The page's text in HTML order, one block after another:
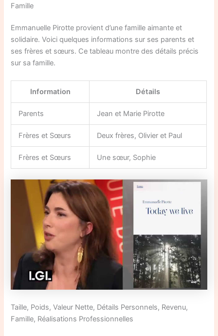
Famille
Emmanuelle Pirotte provient d’une famille aimante et
solidaire. Voici quelques informations sur ses parents et
ses frères et sœurs. Ce tableau montre des détails précis
sur sa famille.
Information Détails
Parents Jean et Marie Pirotte
Frères et Sœurs Deux frères, Olivier et Paul
Frères et Sœurs Une sœur, Sophie
Taille, Poids, Valeur Nette, Détails Personnels, Revenu,
Famille, Réalisations Professionnelles